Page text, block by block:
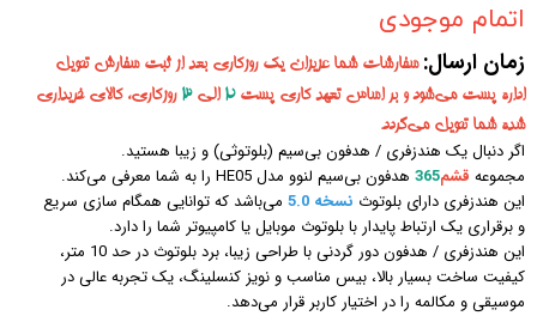
اتمام موجودی
زمان ارسال: سفارشات شما عزیزان یک روزکاری بعد از ثبت سفارش تحویل
اداره پست می‌شود و بر اساس تعهد کاری پست2 الی3 روزکاری، کالای خریداری
شده شما تحویل می‌گردد.
اگر دنبال یک هندزفری / هدفون بی‌سیم (بلوتوثی) و زیبا هستید.
مجموعه قشم365
هدفون بی‌سیم لنوو مدل HE05 را به شما معرفی می‌کند.
این هندزفری دارای بلوتوث نسخه 5.0
می‌باشد که توانایی همگام سازی سریع
و برقراری یک ارتباط پایدار با بلوتوث موبایل یا کامپیوتر شما را دارد.
این هندزفری / هدفون دور گردنی با طراحی زیبا، برد بلوتوث در حد 10 متر،
کیفیت ساخت بسیار بالا، بیس مناسب و نویز کنسلینگ، یک تجربه عالی در
موسیقی و مکالمه را در اختیار کاربر قرار می‌دهد.